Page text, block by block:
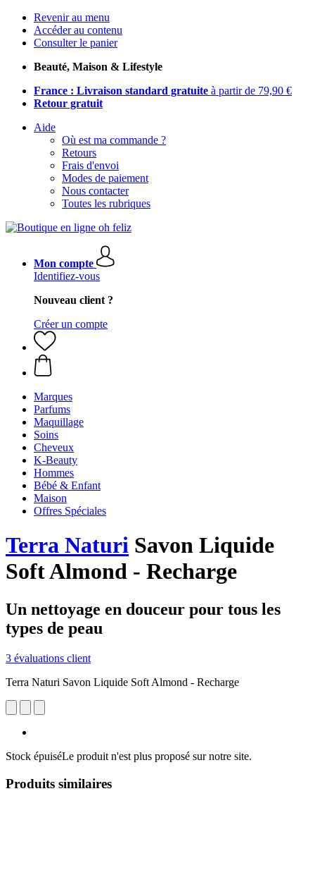
Revenir au menu
Accéder au contenu
Consulter le panier
Beauté, Maison & Lifestyle
France : Livraison standard gratuite à partir de 79,90 €
Retour gratuit
Aide
Où est ma commande ?
Retours
Frais d'envoi
Modes de paiement
Nous contacter
Toutes les rubriques
Mon compte
Identifiez-vous
Nouveau client ?
Créer un compte
Marques
Parfums
Maquillage
Soins
Cheveux
K-Beauty
Hommes
Bébé & Enfant
Maison
Offres Spéciales
Terra Naturi Savon Liquide
Soft Almond - Recharge
Un nettoyage en douceur pour tous les
types de peau
3 évaluations client
Terra Naturi Savon Liquide Soft Almond - Recharge
Stock épuiséLe produit n'est plus proposé sur notre site.
Produits similaires